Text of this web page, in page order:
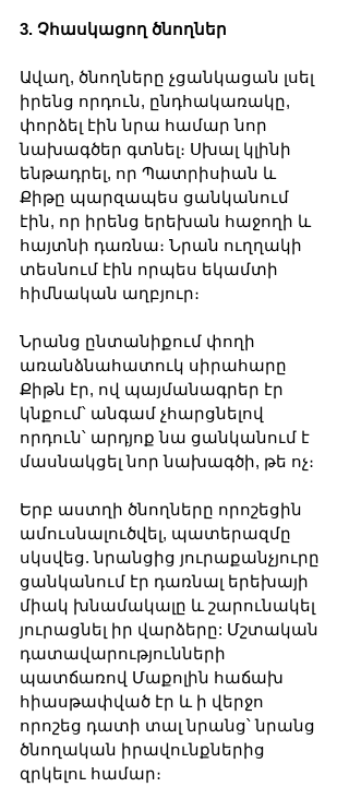
3. Չհասկացող ծնողներ
Ավաղ, ծնողները չցանկացան լսել
իրենց որդուն, ընդհակառակը,
փորձել էին նրա համար նոր
նախագծեր գտնել։ Սխալ կլինի
ենթադրել, որ Պատրիսիան և
Քիթը պարզապես ցանկանում
էին, որ իրենց երեխան հաջողի և
հայտնի դառնա։ Նրան ուղղակի
տեսնում էին որպես եկամտի
հիմնական աղբյուր։
Նրանց ընտանիքում փողի
առանձնահատուկ սիրահարը
Քիթն էր, ով պայմանագրեր էր
կնքում՝ անգամ չհարցնելով
որդուն՝ արդյոք նա ցանկանում է
մասնակցել նոր նախագծի, թե ոչ։
Երբ աստղի ծնողները որոշեցին
ամուսնալուծվել, պատերազմը
սկսվեց. նրանցից յուրաքանչյուրը
ցանկանում էր դառնալ երեխայի
միակ խնամակալը և շարունակել
յուրացնել իր վարձերը: Մշտական ​​
դատավարությունների
պատճառով Մաքոլին հաճախ
հիասթափված էր և ի վերջո
որոշեց դատի տալ նրանց՝ նրանց
ծնողական իրավունքներից
զրկելու համար։